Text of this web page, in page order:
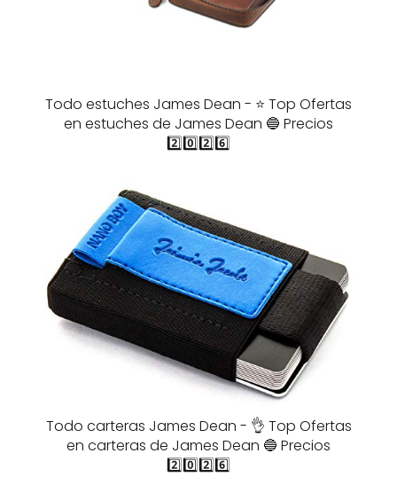
Todo estuches James Dean - ⭐️ Top Ofertas
en estuches de James Dean 🔵 Precios
2️⃣0️⃣2️⃣6️⃣
Todo carteras James Dean - 👌 Top Ofertas
en carteras de James Dean 🔵 Precios
2️⃣0️⃣2️⃣6️⃣